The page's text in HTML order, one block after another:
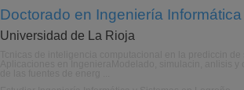
Doctorado en Ingeniería
Universidad de La Rioja